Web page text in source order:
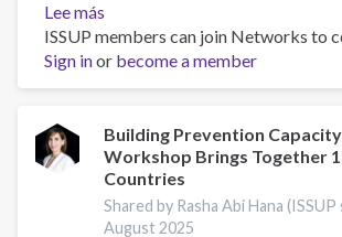
Lee más
Asia-
Pacific
Society
Prevention
Research
Conference
2025
ISSUP members can join Networks to
Sign inor become a member
Building Prevention
Workshop Brings Together
Countries
Shared by Rasha Abi Hana
August 2025